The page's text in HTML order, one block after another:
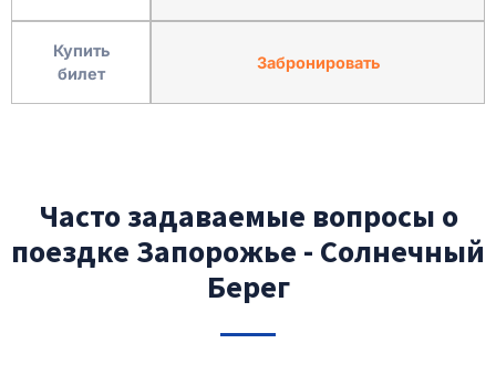
Купить
билет
Забронировать
Часто задаваемые вопросы о
поездке Запорожье - Солнечный
Берег